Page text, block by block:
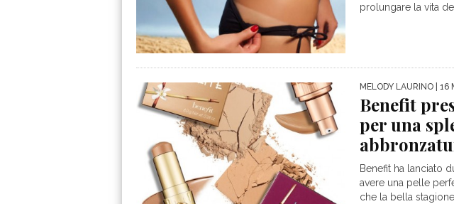
prolungare la vita
MELODY LAURINO | 16
Benefit
per una
Benefit ha lanciato
avere una pelle
che la bella